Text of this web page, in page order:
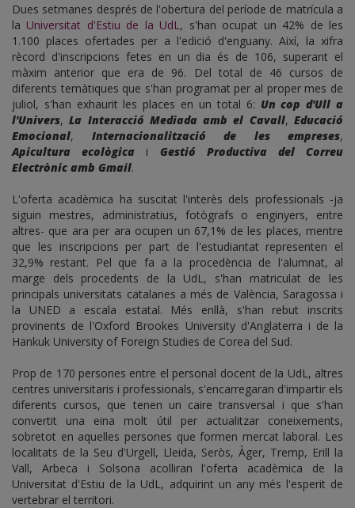
Dues setmanes després de l'obertura del període de matrícula a
la Universitat d'Estiu de la UdL, s'han ocupat un 42% de les
1.100 places ofertades per a l'edició d'enguany. Així, la xifra
rècord d'inscripcions fetes en un dia és de 106, superant el
màxim anterior que era de 96. Del total de 46 cursos de
diferents temàtiques que s'han programat per al proper mes de
juliol, s'han exhaurit les places en un total 6: Un cop d'Ull a
l'Univers,La Interacció Mediada amb el Cavall,Educació
Emocional, Internacionalització de les empreses,
Apicultura ecològica i Gestió Productiva del Correu
Electrònic amb Gmail.
L'oferta acadèmica ha suscitat l'interès dels professionals -ja
siguin mestres, administratius, fotògrafs o enginyers, entre
altres- que ara per ara ocupen un 67,1% de les places, mentre
que les inscripcions per part de l'estudiantat representen el
32,9% restant. Pel que fa a la procedència de l'alumnat, al
marge dels procedents de la UdL, s'han matriculat de les
principals universitats catalanes a més de València, Saragossa i
la UNED a escala estatal. Més enllà, s'han rebut inscrits
provinents de l'Oxford Brookes University d'Anglaterra i de la
Hankuk University of Foreign Studies de Corea del Sud.
Prop de 170 persones entre el personal docent de la UdL, altres
centres universitaris i professionals, s'encarregaran d'impartir els
diferents cursos, que tenen un caire transversal i que s'han
convertit una eina molt útil per actualitzar coneixements,
sobretot en aquelles persones que formen mercat laboral. Les
localitats de la Seu d'Urgell, Lleida, Seròs, Àger, Tremp, Erill la
Vall, Arbeca i Solsona acolliran l'oferta acadèmica de la
Universitat d'Estiu de la UdL, adquirint un any més l'esperit de
vertebrar el territori.